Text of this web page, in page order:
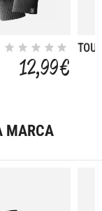
12,99 €
MARCA